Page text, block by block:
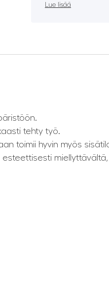
Lue lisää
tehty työ.
toimii hyvin myös